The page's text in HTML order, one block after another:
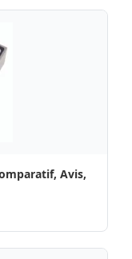
Avis,